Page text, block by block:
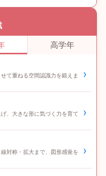
高学年
て重ねる空間認識力を鍛えま
›
、大きな形に気づく力を育て
›
対称・拡大まで、図形感覚を
›